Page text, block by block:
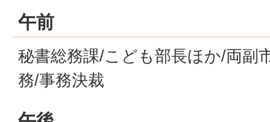
午前
秘書総務課/こども部長ほか/両副
務/事務決裁